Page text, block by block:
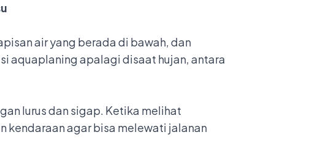
air yang berada di bawah, dan
aquaplaning apalagi disaat hujan, antara
lurus dan sigap. Ketika melihat
kendaraan agar bisa melewati jalanan